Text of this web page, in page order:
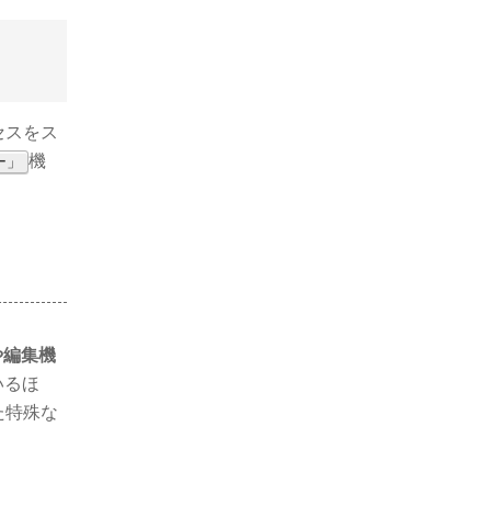
をス
機
集機
ほ
特殊な